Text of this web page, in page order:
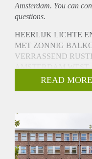
Amsterdam. You can
questions.
HEERLIJK LICHTE
MET ZONNIG
VERRASSEND
AMSTERDAM WEST.
INDELING:
Via het
woonkamer is als volgt
heerlijk ruime en
een inbouwkast
READ